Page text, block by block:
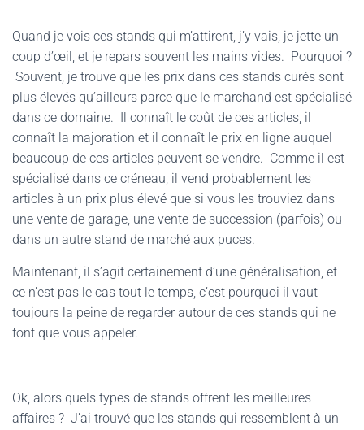
Quand je vois ces stands qui m’attirent, j’y vais, je jette un
coup d’œil, et je repars souvent les mains vides. Pourquoi ?
Souvent, je trouve que les prix dans ces stands curés sont
plus élevés qu’ailleurs parce que le marchand est spécialisé
dans ce domaine. Il connaît le coût de ces articles, il
connaît la majoration et il connaît le prix en ligne auquel
beaucoup de ces articles peuvent se vendre. Comme il est
spécialisé dans ce créneau, il vend probablement les
articles à un prix plus élevé que si vous les trouviez dans
une vente de garage, une vente de succession (parfois) ou
dans un autre stand de marché aux puces.
Maintenant, il s’agit certainement d’une généralisation, et
ce n’est pas le cas tout le temps, c’est pourquoi il vaut
toujours la peine de regarder autour de ces stands qui ne
font que vous appeler.
Ok, alors quels types de stands offrent les meilleures
affaires ? J’ai trouvé que les stands qui ressemblent à un